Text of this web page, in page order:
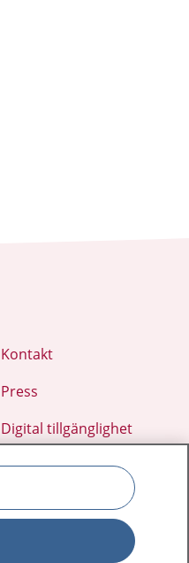
Kontakt
Press
Digital tillgänglighet